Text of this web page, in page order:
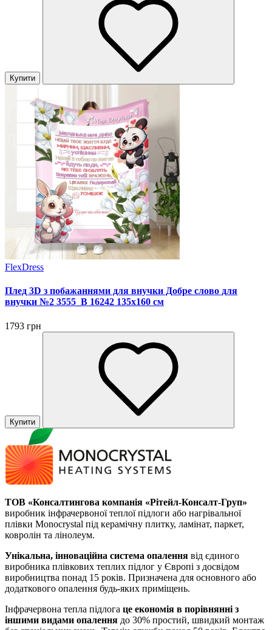
Купити
FlexDress
Плед 3D з побажаннями для внучки Добре слово для
внучки №2 3555_B 16242 135х160 см
1793 грн
Купити
ТОВ «Консалтингова компанія «Рітейл-Консалт-Груп»
виробник інфрачервоної теплої підлоги або нагрівальної
плівки Monocrystal під керамічну плитку, ламінат, паркет,
ковролін та лінолеум.
Унікальна, інноваційна система опалення від єдиного
виробника плівкових теплих підлог у Європі з досвідом
виробництва понад 15 років. Призначена для основного або
додаткового опалення будь-яких приміщень.
Інфрачервона тепла підлога це економія в порівнянні з
іншими видами опалення до 30% простий, швидкий монтаж